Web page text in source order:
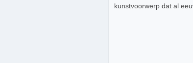
kunstvoorwerp dat al